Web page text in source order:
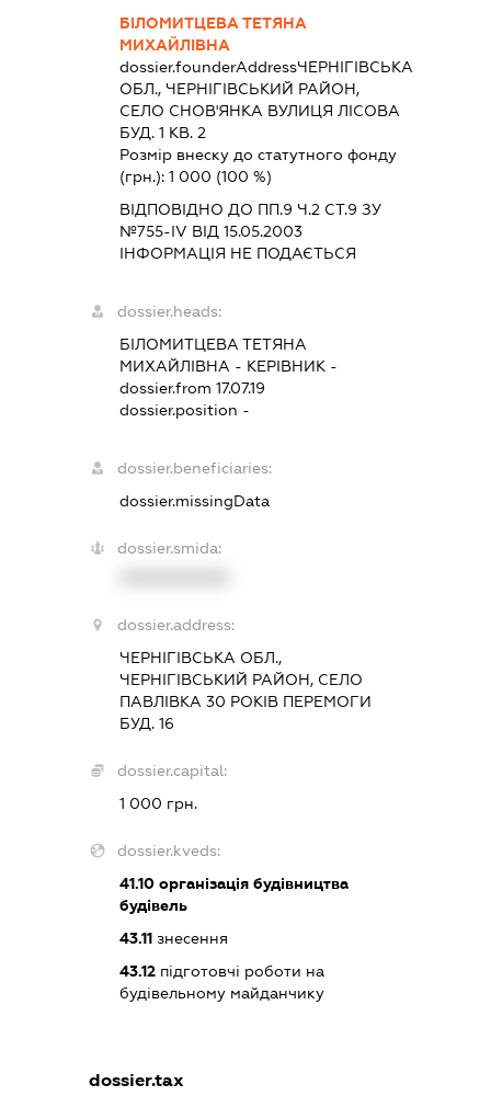
БІЛОМИТЦЕВА ТЕТЯНА
МИХАЙЛІВНА
dossier.founderAddressЧЕРНІГІВСЬКА
ОБЛ., ЧЕРНІГІВСЬКИЙ РАЙОН,
СЕЛО СНОВ'ЯНКА ВУЛИЦЯ ЛІСОВА
БУД. 1 КВ. 2
Розмір внеску до статутного фонду
(грн.):1 000 (100 %)
ВІДПОВІДНО ДО ПП.9 Ч.2 СТ.9 ЗУ
№755-IV ВІД 15.05.2003
ІНФОРМАЦІЯ НЕ ПОДАЄТЬСЯ
dossier.heads:
БІЛОМИТЦЕВА ТЕТЯНА
МИХАЙЛІВНА - КЕРІВНИК -
dossier.from 17.07.19
dossier.position -
dossier.beneficiaries:
dossier.missingData
dossier.smida:
dossier.address:
ЧЕРНІГІВСЬКА ОБЛ.,
ЧЕРНІГІВСЬКИЙ РАЙОН, СЕЛО
ПАВЛІВКА 30 РОКІВ ПЕРЕМОГИ
БУД. 16
dossier.capital:
1 000 грн.
dossier.kveds:
41.10 організація будівництва
будівель
43.11 знесення
43.12 підготовчі роботи на
будівельному майданчику
dossier.tax